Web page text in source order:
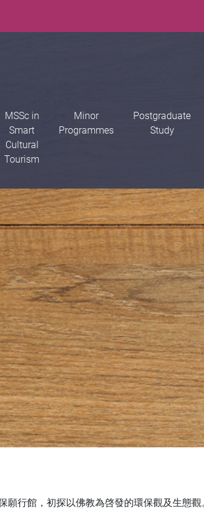
MSSc in
Smart
Cultural
Tourism
Minor
Programmes
Postgraduate
Study
行館，初探以佛教為啓發的環保觀及生態觀